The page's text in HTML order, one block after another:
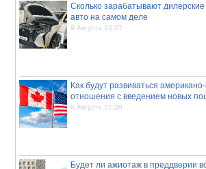
Сколько зарабатывают
авто на самом деле
9 Августа 13:27
Как будут развиваться
отношения с введением новых
8 Августа 12:39
Будет ли ажиотаж в преддверии